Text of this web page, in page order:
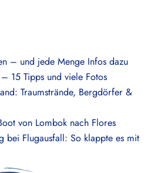
– und jede Menge Infos dazu
15 Tipps und viele Fotos
Traumstrände, Bergdörfer &
von Lombok nach Flores
bei Flugausfall: So klappte es mit